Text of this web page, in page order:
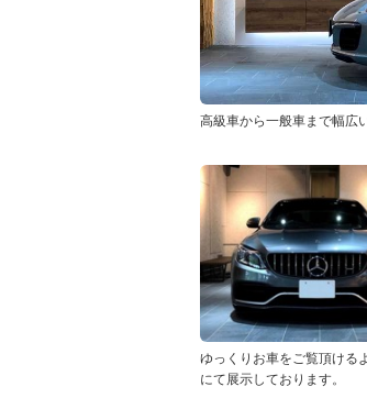
高級車から一般車まで幅広
ゆっくりお車をご覧頂ける
にて展示しております。